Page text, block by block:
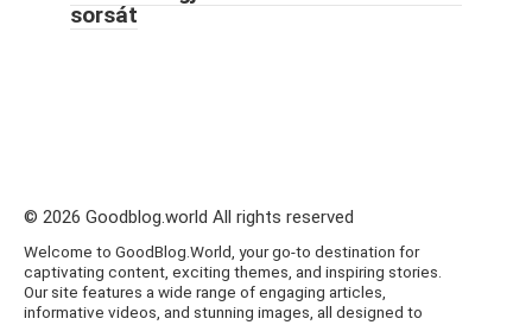
sorsát
© 2026 Goodblog.world All rights reserved
Welcome to GoodBlog.World, your go-to destination for
captivating content, exciting themes, and inspiring stories.
Our site features a wide range of engaging articles,
informative videos, and stunning images, all designed to